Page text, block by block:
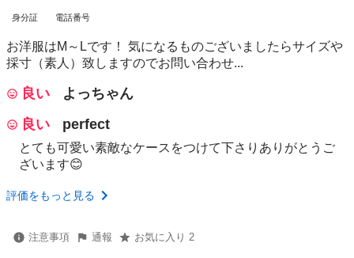
身分証 電話番号
お洋服はM～Lです！ 気になるものございましたらサイズや
採寸（素人）致しますのでお問い合わせ...
良い
よっちゃん
良い
perfect
とても可愛い素敵なケースをつけて下さりありがとうご
ざいます😊
評価をもっと見る
注意事項 通報 お気に入り 2